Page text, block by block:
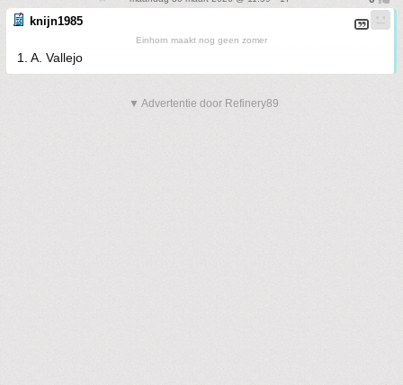
knijn1985
Einhorn maakt nog geen zomer
1. A. Vallejo
▼ Advertentie door Refinery89